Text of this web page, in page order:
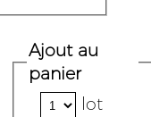
Ajout au
panier
lot